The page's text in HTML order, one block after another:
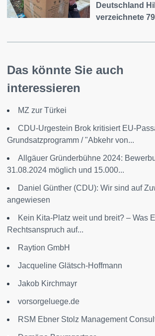
Deutschland
verzeichnete
Das könnte Sie auch
interessieren
MZ zur Türkei
CDU-Urgestein Brok kritisiert EU-
Grundsatzprogramm / "Abkehr von...
Allgäuer Gründerbühne 2024:
31.08.2024 möglich und 15.000...
Daniel Günther (CDU): Wir sind auf
angewiesen
Kein Kita-Platz weit und breit? – Was
Rechtsanspruch auf...
Raytion GmbH
Jacqueline Glätsch-Hoffmann
Jakob Kirchmayr
vorsorgeluege.de
RSM Ebner Stolz Management